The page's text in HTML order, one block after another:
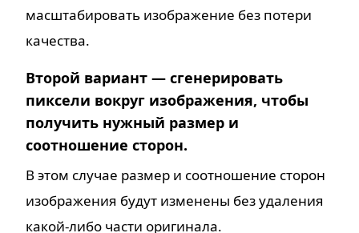
масштабировать изображение без потери
качества.
Второй вариант — сгенерировать
пиксели вокруг изображения, чтобы
получить нужный размер и
соотношение сторон.
В этом случае размер и соотношение сторон
изображения будут изменены без удаления
какой-либо части оригинала.